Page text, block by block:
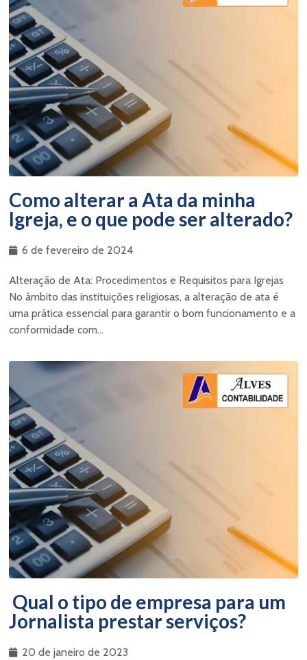
Como alterar a Ata da minha
Igreja, e o que pode ser alterado?
6 de fevereiro de 2024
Alteração de Ata: Procedimentos e Requisitos para Igrejas
No âmbito das instituições religiosas, a alteração de ata é
uma prática essencial para garantir o bom funcionamento e a
conformidade com...
Qual o tipo de empresa para um
Jornalista prestar serviços?
20 de janeiro de 2023